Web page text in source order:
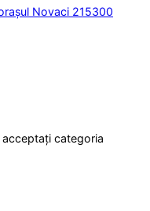
Novaci 215300
categoria